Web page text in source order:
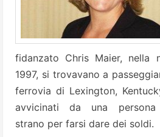
fidanzato Chris Maier, nella
1997, si trovavano a
ferrovia di Lexington,
avvicinati da una
strano per farsi dare dei soldi.